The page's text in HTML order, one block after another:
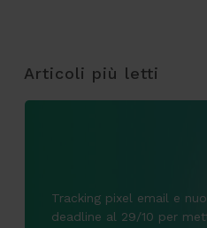
Articoli più letti
Tracking pixel email e
deadline al 29/10 per